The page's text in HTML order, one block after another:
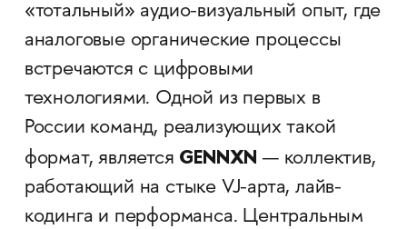
«тотальный» аудио-визуальный опыт, где
аналоговые органические процессы
встречаются с цифровыми
технологиями. Одной из первых в
России команд, реализующих такой
формат, является GENNXN — коллектив,
работающий на стыке VJ-арта, лайв-
кодинга и перформанса. Центральным